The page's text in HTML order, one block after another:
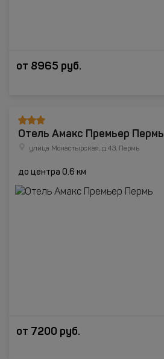
от 8965 руб.
Отель Амакс Премьер Пермь
улица Монастырская, д.43, Пермь
до центра 0.6 км
от 7200 руб.